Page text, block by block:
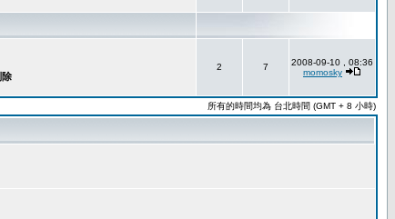
2 7
2008-09-10 , 08:36
momosky
所有的時間均為 台北時間 (GMT + 8 小時)